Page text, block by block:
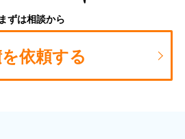
まずは相談から
依頼する